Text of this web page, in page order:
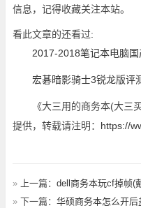
信息，记得收藏关注本站。
看此文章的还看过:
2017-2018笔记本电脑
宏碁暗影骑士3锐龙版评
《大三用的商务本(大三
提供，转载请注明： https://
» 上一篇： dell商务本玩cf掉帧(
» 下一篇： 华硕商务本怎么开